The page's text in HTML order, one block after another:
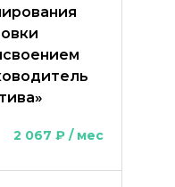
2 067 ₽ / мес